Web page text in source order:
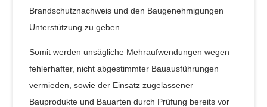
Brandschutznachweis und den Baugenehmigungen
Unterstützung zu geben.
Somit werden unsägliche Mehraufwendungen wegen
fehlerhafter, nicht abgestimmter Bauausführungen
vermieden, sowie der Einsatz zugelassener
Bauprodukte und Bauarten durch Prüfung bereits vor